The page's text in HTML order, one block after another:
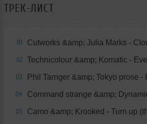
ТРЕК-ЛИСТ
01 Cutworks &amp; Julia Marks -
02 Technicolour &amp; Komatic -
03 Phil Tarnger &amp; Tokyo prose -
04 Command strange &amp;
05 Camo &amp; Krooked - Turn up